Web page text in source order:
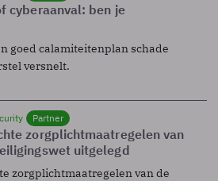
cyberaanval: ben je
goed calamiteitenplan schade
versnelt.
Partner
zorgplichtmaatregelen van
uitgelegd
zorgplichtmaatregelen van de